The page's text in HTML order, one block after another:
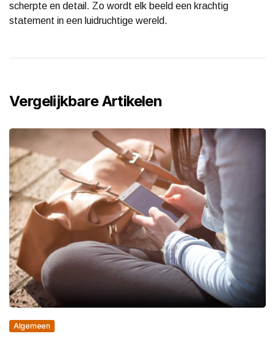
scherpte en detail. Zo wordt elk beeld een krachtig
statement in een luidruchtige wereld.
Vergelijkbare Artikelen
Algemeen